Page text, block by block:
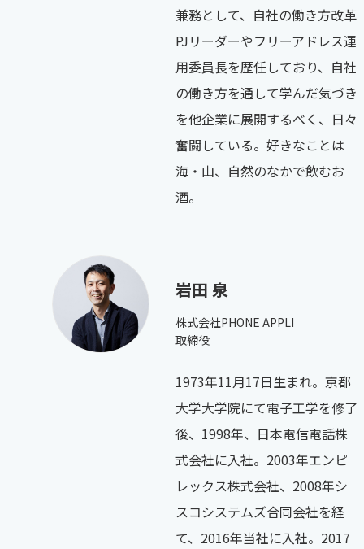
兼務として、自社の働き方改革
PJリーダーやフリーアドレス運
用委員長を歴任しており、自社
の働き方を通して学んだ気づき
を他企業に展開するべく、日々
奮闘している。好きなことは
海・山、自然のなかで飲むお
酒。
岩田 泉
株式会社PHONE APPLI
取締役
1973年11月17日生まれ。京都
大学大学院にて電子工学を修了
後、1998年、日本電信電話株
式会社に入社。2003年エンピ
レックス株式会社、2008年シ
スコシステムズ合同会社を経
て、2016年当社に入社。2017